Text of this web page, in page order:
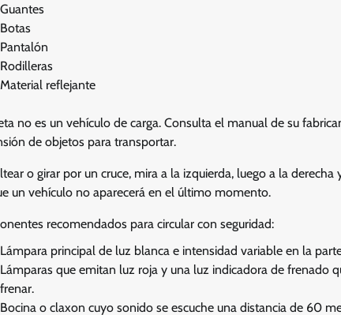
Guantes
Botas
Pantalón
Rodilleras
Material reflejante
no es un vehículo de carga. Consulta el manual de su
de objetos para transportar.
o girar por un cruce, mira a la izquierda, luego a la
un vehículo no aparecerá en el último momento.
recomendados para circular con seguridad:
Lámpara principal de luz blanca e intensidad variable en la
Lámparas que emitan luz roja y una luz indicadora de frenado
frenar.
Bocina o claxon cuyo sonido se escuche una distancia de 60